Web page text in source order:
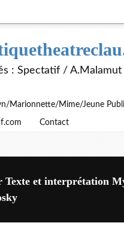
: Spectatif /
Marionnette/Mime/Jeune
Contact
Texte et interprétation